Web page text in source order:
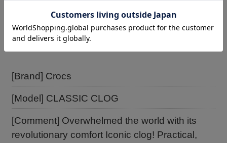
[Brand] Crocs
[Model] CLASSIC CLOG
[Comment] Overwhelmed the world with its
revolutionary comfort Iconic clog! Practical,